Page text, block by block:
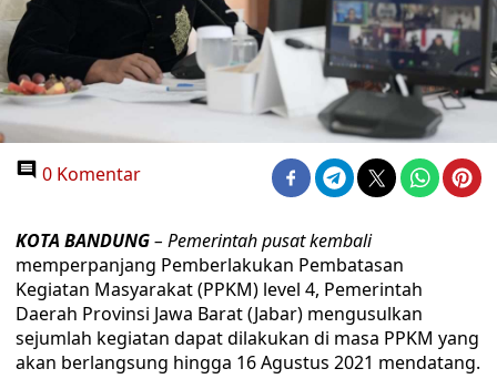
0 Komentar
KOTA BANDUNG– Pemerintah pusat kembali
memperpanjang Pemberlakukan Pembatasan
Kegiatan Masyarakat (PPKM) level 4, Pemerintah
Daerah Provinsi Jawa Barat (Jabar) mengusulkan
sejumlah kegiatan dapat dilakukan di masa PPKM yang
akan berlangsung hingga 16 Agustus 2021 mendatang.